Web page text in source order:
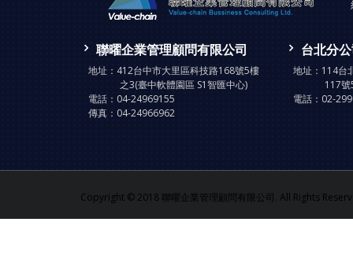
聯曜企業管理顧問有限公司
地址： 412台中市大里區科技路168號5樓
之3(臺中軟體園區 S1智匯中心)
電話： 04-24969155
傳真： 04-24966962
台北分
地址： 114台
117
電話： 02-
Copyright © 2018 聯曜企業管理顧問有限公司. All Rights